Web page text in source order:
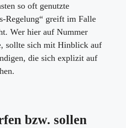
so oft genutzte
Regelung“ greift im Falle
Wer hier auf Nummer
sollte sich mit Hinblick auf
die sich explizit auf
bzw. sollen